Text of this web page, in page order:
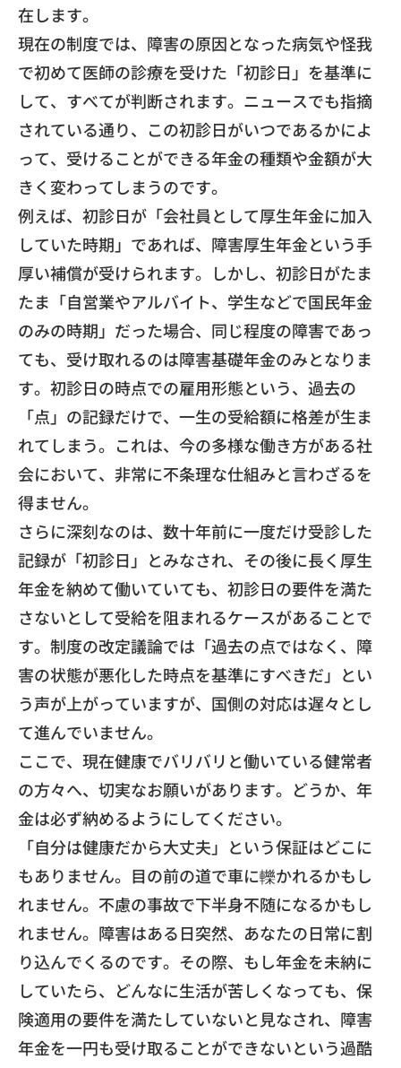
在します。
​現在の制度では、 障害の原因となった病気や怪我
で初めて医師の診療を受けた「初診日」を基準に
して、すべてが判断されます。ニュースでも指摘
されている通り、 この初診日がいつであるかによ
って、 受けることができる年金の種類や金額が大
きく変わってしまうのです。
​例えば、初診日が「会社員として厚生年金に加入
していた時期」 であれば、障害厚生年金という手
厚い補償が受けられます。 しかし、初診日がたま
たま「自営業やアルバイト、 学生などで国民年金
のみの時期」だった場合、 同じ程度の障害であっ
ても、 受け取れるのは障害基礎年金のみとなりま
す。 初診日の時点での雇用形態という、過去の
「点」の記録だけで、 一生の受給額に格差が生ま
れてしまう。これは、 今の多様な働き方がある社
会において、 非常に不条理な仕組みと言わざるを
得ません。
​さらに深刻なのは、数十年前に一度だけ受診した
記録が「初診日」とみなされ、 その後に長く厚生
年金を納めて働いていても、 初診日の要件を満た
さないとして受給を阻まれるケースがあることで
す。制度の改定議論では「過去の点ではなく、 障
害の状態が悪化した時点を基準にすべきだ」 とい
う声が上がっていますが、 国側の対応は遅々とし
て進んでいません。
​ここで、現在健康でバリバリと働いている健常者
の方々へ、 切実なお願いがあります。どうか、 年
金は必ず納めるようにしてください。
​「自分は健康だから大丈夫」という保証はどこに
もありません。 目の前の道で車に轢かれるかもし
れません。 不慮の事故で下半身不随になるかもし
れません。 障害はある日突然、あなたの日常に割
り込んでくるのです。 その際、もし年金を未納に
していたら、 どんなに生活が苦しくなっても、 保
険適用の要件を満たしていないと見なされ、 障害
年金を一円も受け取ることができないという過酷